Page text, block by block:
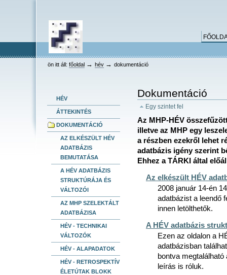
HEV
ön itt áll: főoldal → hév → dokumentáció
HÉV
ÁTTEKINTÉS
DOKUMENTÁCIÓ
AZ ELKÉSZÜLT HÉV
ADATBÁZIS
BEMUTATÁSA
A HÉV ADATBÁZIS
STRUKTÚRÁJA ÉS
VÁLTOZÓI
AZ MHP SZELEKTÁLT
ADATBÁZISA
HÉV - TECHNIKAI
VÁLTOZÓK
HÉV - ALAPADATOK
HÉV - RETROSPEKTÍV
ÉLETÚTAK BLOKK
Dokumentáció
Egy szintet fel
Az MHP-HÉV
illetve az MHP egy
a részben ezekről lehet
adatbázis igény szerint
Ehhez a TÁRKI által
Az elkészült HÉV
2008 január 14-én
adatbázist a leendő
innen letölthetők.
A HÉV adatbázis
Ezen az oldalon a
adatbázisban
bontva
leírás is róluk.